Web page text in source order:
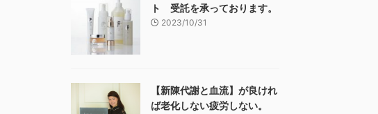
ト 受託を承っております。
2023/10/31
【新陳代謝と血流】が良けれ
ば老化しない疲労しない。